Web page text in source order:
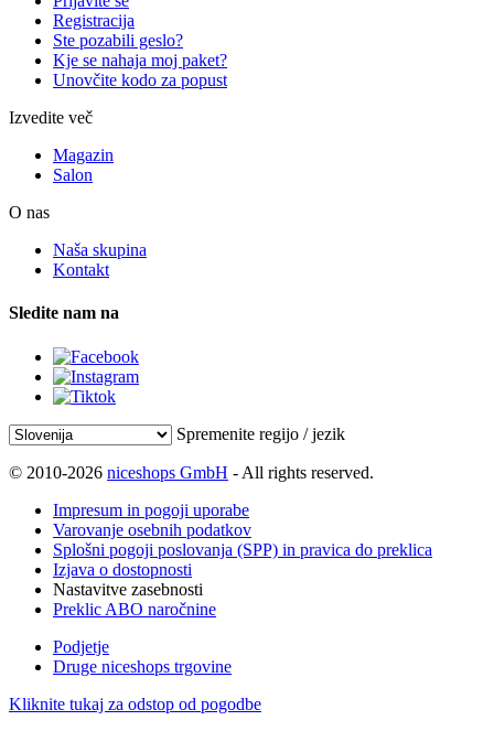
Registracija
Ste pozabili geslo?
Kje se nahaja moj paket?
Unovčite kodo za popust
Izvedite več
Magazin
Salon
O nas
Naša skupina
Kontakt
Sledite nam na
Spremenite regijo / jezik
© 2010-2026 niceshops GmbH - All rights reserved.
Impresum in pogoji uporabe
Varovanje osebnih podatkov
Splošni pogoji poslovanja (SPP) in pravica do preklica
Izjava o dostopnosti
Nastavitve zasebnosti
Preklic ABO naročnine
Podjetje
Druge niceshops trgovine
Kliknite tukaj za odstop od pogodbe